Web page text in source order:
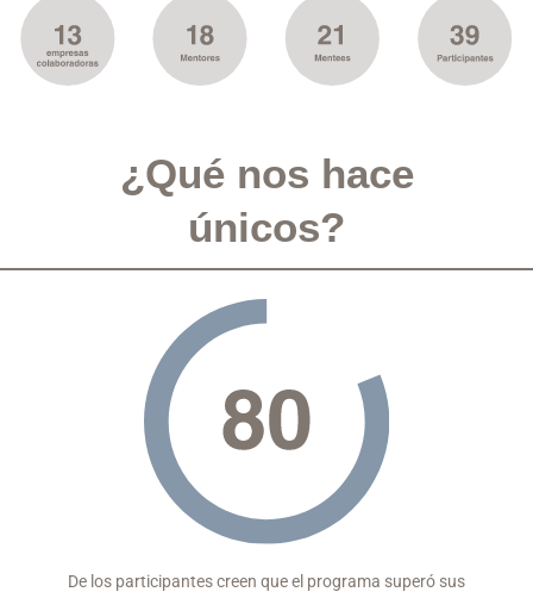
¿Qué nos hace
únicos?
De los participantes creen que el programa superó sus